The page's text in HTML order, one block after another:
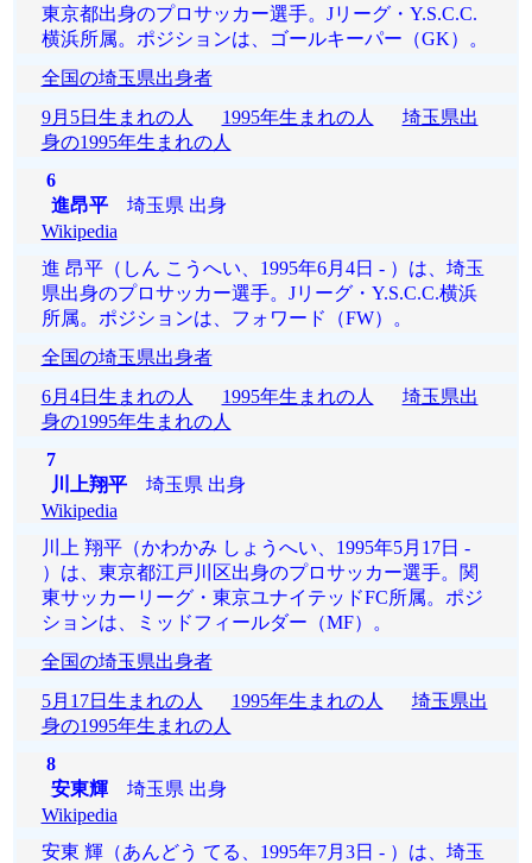
東京都出身のプロサッカー選手。Jリーグ・Y.S.C.C.
横浜所属。ポジションは、ゴールキーパー（GK）。
全国の埼玉県出身者
9月5日生まれの人
1995年生まれの人
埼玉県出
身の1995年生まれの人
6
進昂平埼玉県 出身
Wikipedia
進 昂平（しん こうへい、1995年6月4日 - ）は、埼玉
県出身のプロサッカー選手。Jリーグ・Y.S.C.C.横浜
所属。ポジションは、フォワード（FW）。
全国の埼玉県出身者
6月4日生まれの人
1995年生まれの人
埼玉県出
身の1995年生まれの人
7
川上翔平埼玉県 出身
Wikipedia
川上 翔平（かわかみ しょうへい、1995年5月17日 -
）は、東京都江戸川区出身のプロサッカー選手。関
東サッカーリーグ・東京ユナイテッドFC所属。ポジ
ションは、ミッドフィールダー（MF）。
全国の埼玉県出身者
5月17日生まれの人
1995年生まれの人
埼玉県出
身の1995年生まれの人
8
安東輝埼玉県 出身
Wikipedia
安東 輝（あんどう てる、1995年7月3日 - ）は、埼玉